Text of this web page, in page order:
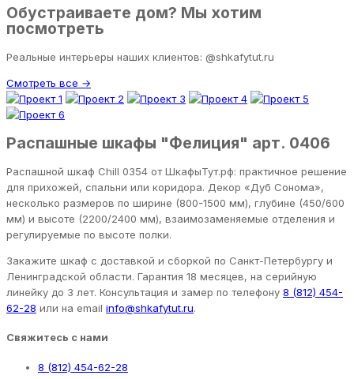
Обустраиваете дом? Мы хотим
посмотреть
Реальные интерьеры наших клиентов: @shkafytut.ru
Смотреть все →
Распашные шкафы "Фелиция" арт. 0406
Распашной шкаф Chill 0354 от ШкафыТут.рф: практичное решение
для прихожей, спальни или коридора. Декор «Дуб Сонома»,
несколько размеров по ширине (800-1500 мм), глубине (450/600
мм) и высоте (2200/2400 мм), взаимозаменяемые отделения и
регулируемые по высоте полки.
Закажите шкаф с доставкой и сборкой по Санкт-Петербургу и
Ленинградской области. Гарантия 18 месяцев, на серийную
линейку до 3 лет. Консультация и замер по телефону 8 (812) 454-
62-28 или на email info@shkafytut.ru.
Свяжитесь с нами
8 (812) 454-62-28